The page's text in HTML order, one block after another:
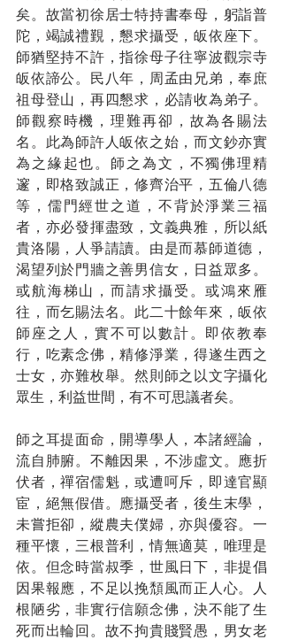
矣。故當初徐居士特持書奉母，躬詣普
陀，竭誠禮覲，懇求攝受，皈依座下。
師猶堅持不許，指徐母子往寧波觀宗寺
皈依諦公。民八年，周孟由兄弟，奉庶
祖母登山，再四懇求，必請收為弟子。
師觀察時機，理難再卻，故為各賜法
名。此為師許人皈依之始，而文鈔亦實
為之緣起也。師之為文，不獨佛理精
邃，即格致誠正，修齊治平，五倫八德
等，儒門經世之道，不背於淨業三福
者，亦必發揮盡致，文義典雅，所以紙
貴洛陽，人爭請讀。由是而慕師道德，
渴望列於門牆之善男信女，日益眾多。
或航海梯山，而請求攝受。或鴻來雁
往，而乞賜法名。此二十餘年來，皈依
師座之人，實不可以數計。即依教奉
行，吃素念佛，精修淨業，得遂生西之
士女，亦難枚舉。然則師之以文字攝化
眾生，利益世間，有不可思議者矣。
師之耳提面命，開導學人，本諸經論，
流自肺腑。不離因果，不涉虛文。應折
伏者，禪宿儒魁，或遭呵斥，即達官顯
宦，絕無假借。應攝受者，後生末學，
未嘗拒卻，縱農夫僕婦，亦與優容。一
種平懷，三根普利，情無適莫，唯理是
依。但念時當叔季，世風日下，非提倡
因果報應，不足以挽頹風而正人心。人
根陋劣，非實行信願念佛，決不能了生
死而出輪回。故不拘貴賤賢愚，男女老